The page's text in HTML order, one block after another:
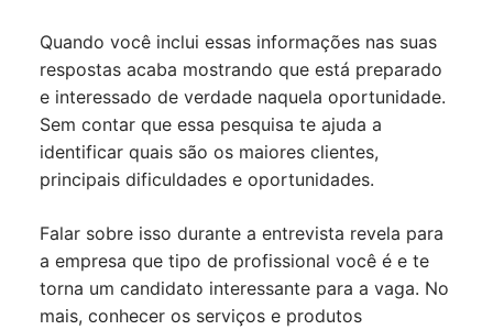
Quando você inclui essas informações nas suas
respostas acaba mostrando que está preparado
e interessado de verdade naquela oportunidade.
Sem contar que essa pesquisa te ajuda a
identificar quais são os maiores clientes,
principais dificuldades e oportunidades.
Falar sobre isso durante a entrevista revela para
a empresa que tipo de profissional você é e te
torna um candidato interessante para a vaga. No
mais, conhecer os serviços e produtos